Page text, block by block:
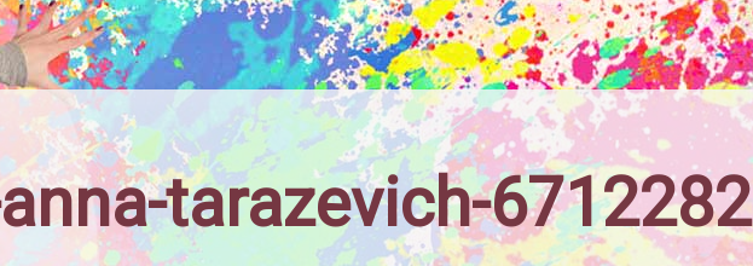
tarazevich-6712282